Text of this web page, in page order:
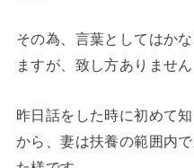
その為、言葉としてはか
ますが、致し方ありません
昨日話をした時に初めて
から、妻は扶養の範囲内